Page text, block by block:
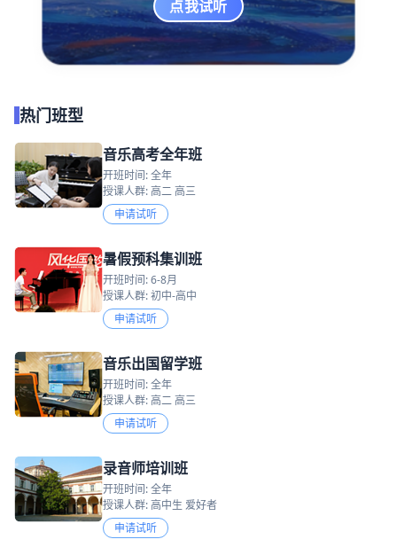
点我试听
热门班型
音乐高考全年班
开班时间: 全年
授课人群: 高二 高三
申请试听
暑假预科集训班
开班时间: 6-8月
授课人群: 初中-高中
申请试听
音乐出国留学班
开班时间: 全年
授课人群: 高二 高三
申请试听
录音师培训班
开班时间: 全年
授课人群: 高中生 爱好者
申请试听